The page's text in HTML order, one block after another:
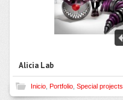
Alicia Lab
Inicio, Portfolio, Special projects